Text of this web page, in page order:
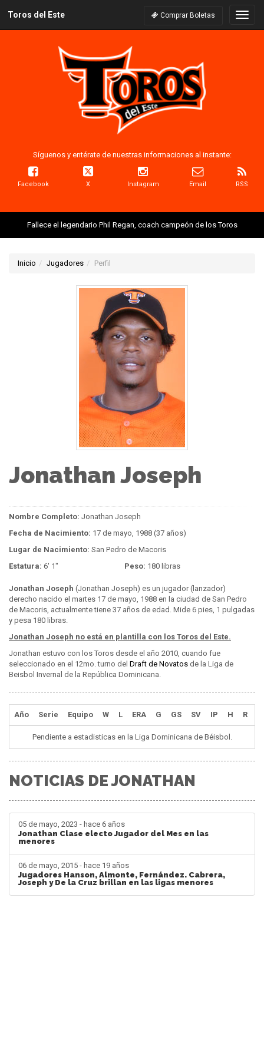
Toros del Este Comprar Boletas
Síguenos y entérate de nuestras informaciones al instante:
Facebook X Instagram Email RSS
Fallece el legendario Phil Regan, coach campeón de los Toros
Inicio Jugadores Perfil
Jonathan Joseph
Nombre Completo: Jonathan Joseph
Fecha de Nacimiento: 17 de mayo, 1988 (37 años)
Lugar de Nacimiento: San Pedro de Macoris
Estatura: 6' 1" Peso: 180 libras
Jonathan Joseph (Jonathan Joseph) es un jugador (lanzador)
derecho nacido el martes 17 de mayo, 1988 en la ciudad de San Pedro
de Macoris, actualmente tiene 37 años de edad. Mide 6 pies, 1 pulgadas
y pesa 180 libras.
Jonathan Joseph no está en plantilla con los Toros del Este.
Jonathan estuvo con los Toros desde el año 2010, cuando fue
seleccionado en el 12mo. turno del Draft de Novatos de la Liga de
Beisbol Invernal de la República Dominicana.
Año Serie Equipo W L ERA G GS SV IP H R
Pendiente a estadisticas en la Liga Dominicana de Béisbol.
NOTICIAS DE JONATHAN
05 de mayo, 2023 - hace 6 años
Jonathan Clase electo Jugador del Mes en las
menores
06 de mayo, 2015 - hace 19 años
Jugadores Hanson, Almonte, Fernández. Cabrera,
Joseph y De la Cruz brillan en las ligas menores